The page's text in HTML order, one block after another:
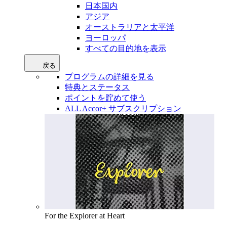
日本国内
アジア
オーストラリアと太平洋
ヨーロッパ
すべての目的地を表示
戻る
プログラムの詳細を見る
特典とステータス
ポイントを貯めて使う
ALL Accor+ サブスクリプション
For the Explorer at Heart